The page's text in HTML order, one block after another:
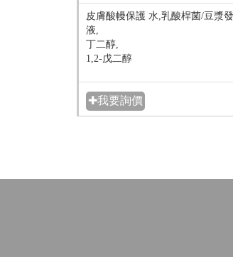
皮膚酸幔保護 水,乳酸桿菌/豆漿
液,
丁二醇,
1,2-戊二醇
✚我要詢價